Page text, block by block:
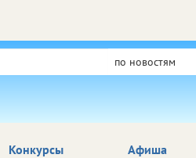
по новостям
Афиша
Конкурсы